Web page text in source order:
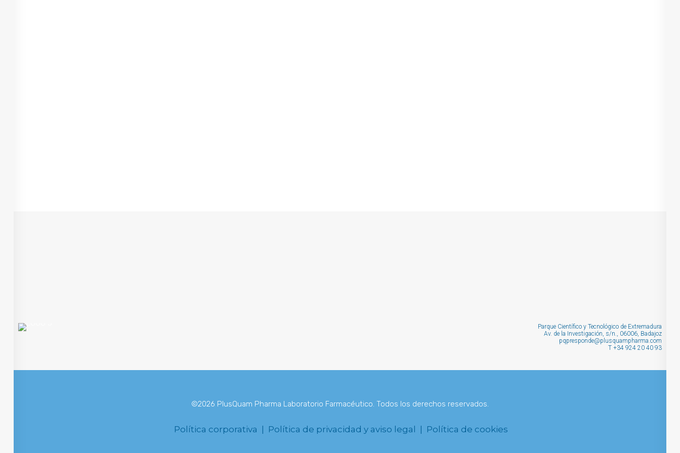
Parque Científico y Tecnológico de Extremadura
Av. de la Investigación, s/n., 06006, Badajoz
pqpresponde@plusquampharma.com
T +34 924 20 40 93
©2026 PlusQuam Pharma Laboratorio Farmacéutico. Todos los derechos reservados.
Política corporativa | Política de privacidad y aviso legal | Política de cookies